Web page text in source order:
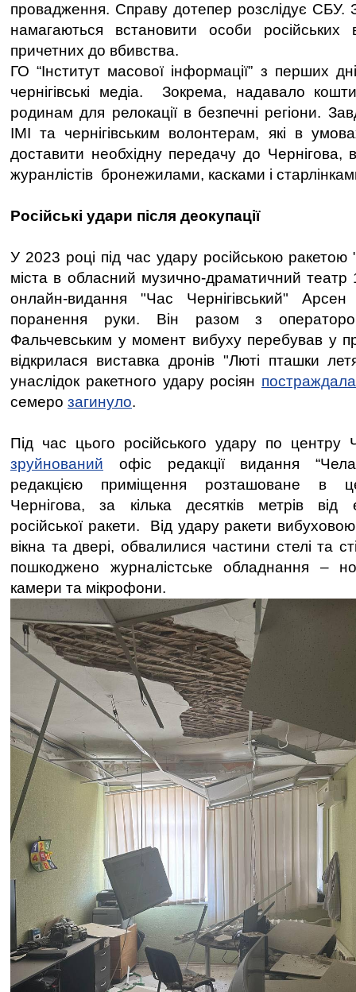
провадження. Справу дотепер розслідує СБУ.
намагаються встановити особи російських
причетних до вбивства.
ГО “Інститут масової інформації” з перших
чернігівські медіа. Зокрема, надавало
родинам для релокації в безпечні регіони.
ІМІ та чернігівським волонтерам, які в
доставити необхідну передачу до Чернігова,
журанлістів бронежилами, касками і
Російські удари після деокупації
У 2023 році під час удару російською ракетою
міста в обласний музично-драматичний театр
онлайн-видання "Час Чернігівський"
поранення руки. Він разом з
Фальчевським у момент вибуху перебував у
відкрилася виставка дронів "Люті пташки
унаслідок ракетного удару росіян
семеро загинуло.
Під час цього російського удару по центру
зруйнований офіс редакції видання
редакцією приміщення розташоване в
Чернігова, за кілька десятків метрів від
російської ракети. Від удару ракети
вікна та двері, обвалилися частини стелі та
пошкоджено журналістське обладнання –
камери та мікрофони.